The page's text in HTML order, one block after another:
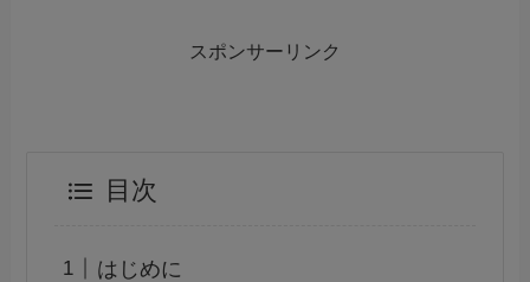
スポンサーリンク
目次
はじめに